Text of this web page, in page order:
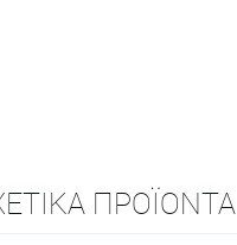
ΠΡΟΪΌΝΤΑ